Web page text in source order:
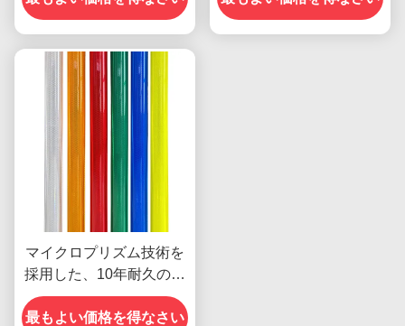
シート
マイクロプリズム技術を
採用した、10年耐久のダ
イヤモンドグレード再帰
反射シート
最もよい価格を得なさい